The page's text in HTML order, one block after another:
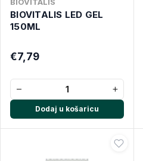
BIOVITALIS LED GEL
150ML
€7,79
− +
Dodaj u košaricu